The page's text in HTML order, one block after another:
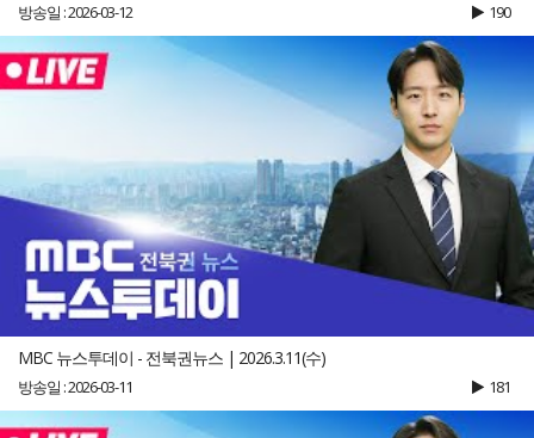
방송일 : 2026-03-12 190
MBC 뉴스투데이 - 전북권뉴스 | 2026.3.11(수)
방송일 : 2026-03-11 181